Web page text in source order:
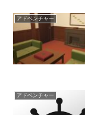
アドベンチャー
アドベンチャー